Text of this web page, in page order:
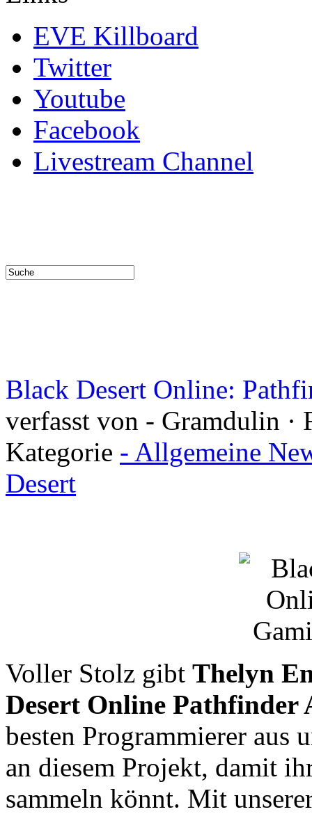
EVE Killboard
Twitter
Youtube
Facebook
Livestream Channel
Black Desert Online:
verfasst von - Gramdulin ·
Kategorie - Allgemeine
Desert
Voller Stolz gibt Thelyn
Desert Online Pathfinder
besten Programmierer aus
an diesem Projekt, damit
sammeln könnt. Mit